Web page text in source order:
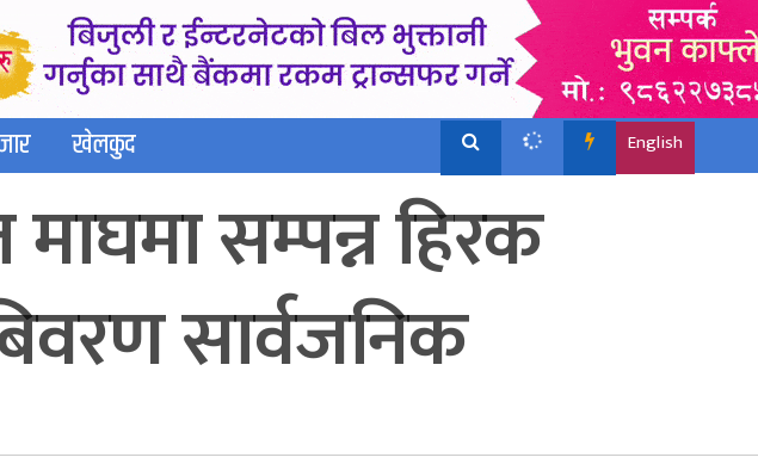
खेलकुद
English
सम्पन्न हिरक
सार्वजनिक